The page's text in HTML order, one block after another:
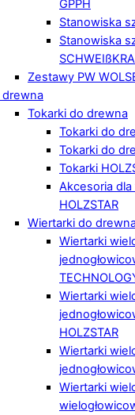
GPPH
Stanowiska
Stanowiska
Zestawy PW
Tokarki do drewna
Tokarki do
Tokarki do
Tokarki
Akcesoria
HOLZSTAR
Wiertarki do
Wiertarki
Wiertarki
HOLZSTAR
Wiertarki
Wiertarki